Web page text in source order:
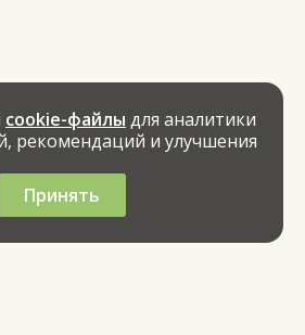
cookie-файлы для аналитики
рекомендаций и улучшения
Принять